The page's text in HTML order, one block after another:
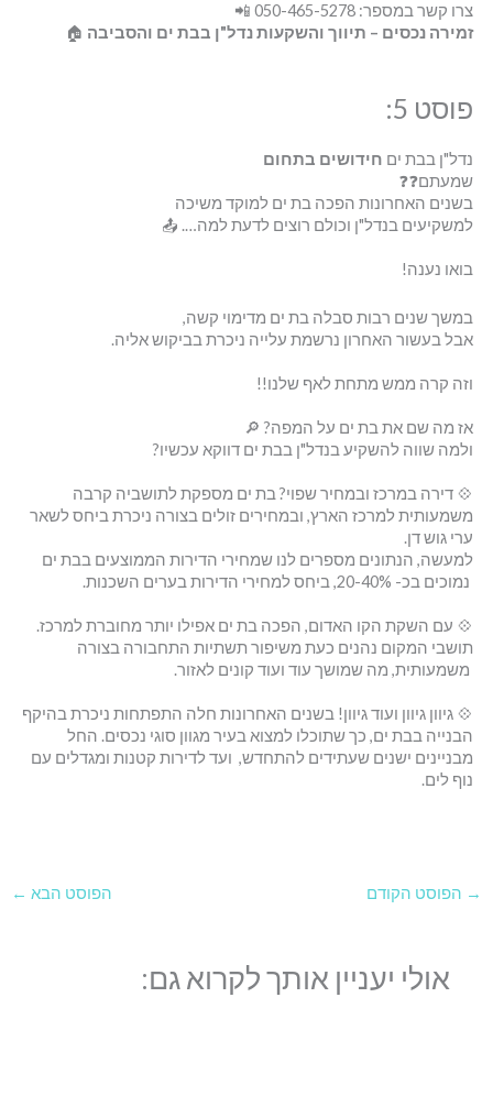
צרו קשר במספר: 050-465-5278 📲
זמירה נכסים – תיווך והשקעות נדל"ן בבת ים והסביבה 🏠
פוסט 5:
נדל"ן בבת ים חידושים בתחום
שמעתם❓❓
בשנים האחרונות הפכה בת ים למוקד משיכה
למשקיעים בנדל"ן וכולם רוצים לדעת למה…. 📤
בואו נענה!
במשך שנים רבות סבלה בת ים מדימוי קשה,
אבל בעשור האחרון נרשמת עלייה ניכרת בביקוש אליה.
וזה קרה ממש מתחת לאף שלנו!!
אז מה שם את בת ים על המפה? 🔎
ולמה שווה להשקיע בנדל"ן בבת ים דווקא עכשיו?
💠 דירה במרכז ובמחיר שפוי? בת ים מספקת לתושביה קרבה
משמעותית למרכז הארץ, ובמחירים זולים בצורה ניכרת ביחס לשאר
ערי גוש דן.
למעשה, הנתונים מספרים לנו שמחירי הדירות הממוצעים בבת ים
נמוכים בכ- 20-40%, ביחס למחירי הדירות בערים השכנות.
💠 עם השקת הקו האדום, הפכה בת ים אפילו יותר מחוברת למרכז.
תושבי המקום נהנים כעת משיפור תשתיות התחבורה בצורה
משמעותית, מה שמושך עוד ועוד קונים לאזור.
💠 גיוון גיוון ועוד גיוון! בשנים האחרונות חלה התפתחות ניכרת בהיקף
הבנייה בבת ים, כך שתוכלו למצוא בעיר מגוון סוגי נכסים. החל
מבניינים ישנים שעתידים להתחדש, ועד לדירות קטנות ומגדלים עם
נוף לים.
→ הפוסט הקודם הפוסט הבא ←
אולי יעניין אותך לקרוא גם: